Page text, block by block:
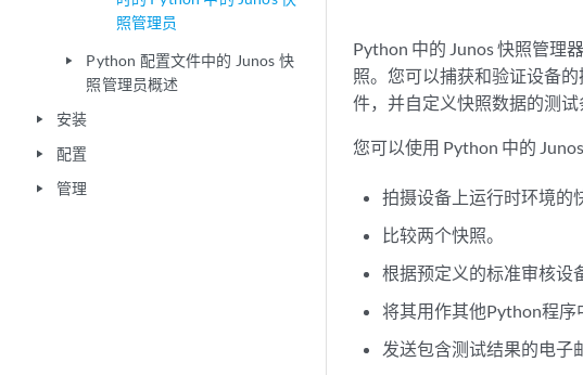
照管理员
play_arrow
Python 配置文件中的 Junos 快
照管理员概述
play_arrow 安装
play_arrow 配置
play_arrow 管理
Python 中的 Junos 快照管理
照。您可以捕获和验证设备
件，并自定义快照数据的测试
您可以使用 Python 中的
拍摄设备上运行时环境的
比较两个快照。
根据预定义的标准审核设
将其用作其他Python程序
发送包含测试结果的电子